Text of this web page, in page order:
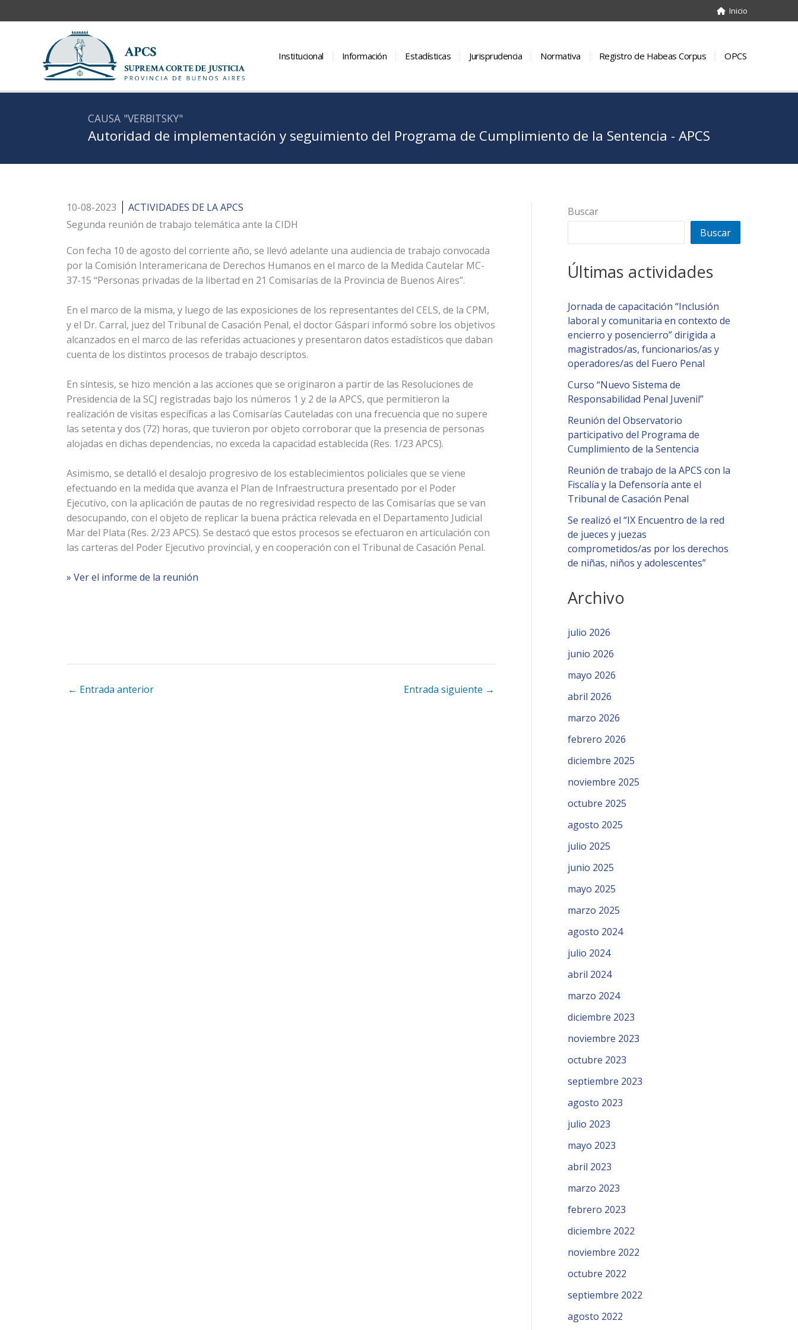
Inicio
Institucional Información Estadísticas Jurisprudencia Normativa Registro de Habeas Corpus OPCS
CAUSA "VERBITSKY"
Autoridad de implementación y seguimiento del Programa de Cumplimiento de la Sentencia - APCS
10-08-2023
ACTIVIDADES DE LA APCS
Segunda reunión de trabajo telemática ante la CIDH
Con fecha 10 de agosto del corriente año, se llevó adelante una audiencia de trabajo convocada
por la Comisión Interamericana de Derechos Humanos en el marco de la Medida Cautelar MC-
37-15 “Personas privadas de la libertad en 21 Comisarías de la Provincia de Buenos Aires”.
En el marco de la misma, y luego de las exposiciones de los representantes del CELS, de la CPM,
y el Dr. Carral, juez del Tribunal de Casación Penal, el doctor Gáspari informó sobre los objetivos
alcanzados en el marco de las referidas actuaciones y presentaron datos estadísticos que daban
cuenta de los distintos procesos de trabajo descriptos.
En síntesis, se hizo mención a las acciones que se originaron a partir de las Resoluciones de
Presidencia de la SCJ registradas bajo los números 1 y 2 de la APCS, que permitieron la
realización de visitas específicas a las Comisarías Cauteladas con una frecuencia que no supere
las setenta y dos (72) horas, que tuvieron por objeto corroborar que la presencia de personas
alojadas en dichas dependencias, no exceda la capacidad establecida (Res. 1/23 APCS).
Asimismo, se detalló el desalojo progresivo de los establecimientos policiales que se viene
efectuando en la medida que avanza el Plan de Infraestructura presentado por el Poder
Ejecutivo, con la aplicación de pautas de no regresividad respecto de las Comisarías que se van
desocupando, con el objeto de replicar la buena práctica relevada en el Departamento Judicial
Mar del Plata (Res. 2/23 APCS). Se destacó que estos procesos se efectuaron en articulación con
las carteras del Poder Ejecutivo provincial, y en cooperación con el Tribunal de Casación Penal.
» Ver el informe de la reunión
← Entrada anterior Entrada siguiente →
Buscar
Buscar
Últimas actividades
Jornada de capacitación “Inclusión
laboral y comunitaria en contexto de
encierro y posencierro” dirigida a
magistrados/as, funcionarios/as y
operadores/as del Fuero Penal
Curso “Nuevo Sistema de
Responsabilidad Penal Juvenil”
Reunión del Observatorio
participativo del Programa de
Cumplimiento de la Sentencia
Reunión de trabajo de la APCS con la
Fiscalía y la Defensoría ante el
Tribunal de Casación Penal
Se realizó el “IX Encuentro de la red
de jueces y juezas
comprometidos/as por los derechos
de niñas, niños y adolescentes”
Archivo
julio 2026
junio 2026
mayo 2026
abril 2026
marzo 2026
febrero 2026
diciembre 2025
noviembre 2025
octubre 2025
agosto 2025
julio 2025
junio 2025
mayo 2025
marzo 2025
agosto 2024
julio 2024
abril 2024
marzo 2024
diciembre 2023
noviembre 2023
octubre 2023
septiembre 2023
agosto 2023
julio 2023
mayo 2023
abril 2023
marzo 2023
febrero 2023
diciembre 2022
noviembre 2022
octubre 2022
septiembre 2022
agosto 2022